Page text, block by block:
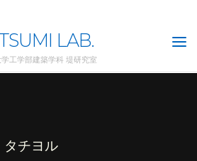
LAB.
工学部建築学科 堤研究室
タチヨル